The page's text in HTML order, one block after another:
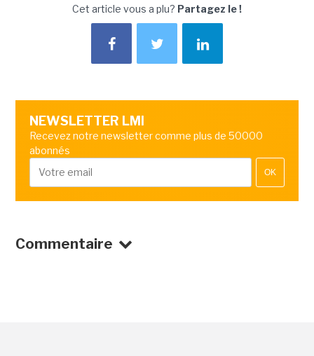
Cet article vous a plu? Partagez le !
NEWSLETTER LMI
Recevez notre newsletter comme plus de 50000
abonnés
OK
Commentaire